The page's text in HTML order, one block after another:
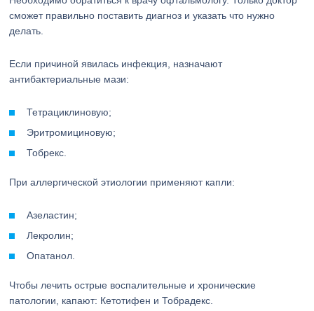
сможет правильно поставить диагноз и указать что нужно
делать.
Если причиной явилась инфекция, назначают
антибактериальные мази:
Тетрациклиновую;
Эритромициновую;
Тобрекс.
При аллергической этиологии применяют капли:
Азеластин;
Лекролин;
Опатанол.
Чтобы лечить острые воспалительные и хронические
патологии, капают: Кетотифен и Тобрадекс.